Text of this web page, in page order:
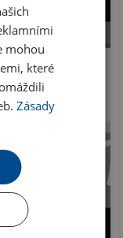
mohou
které
Zásady